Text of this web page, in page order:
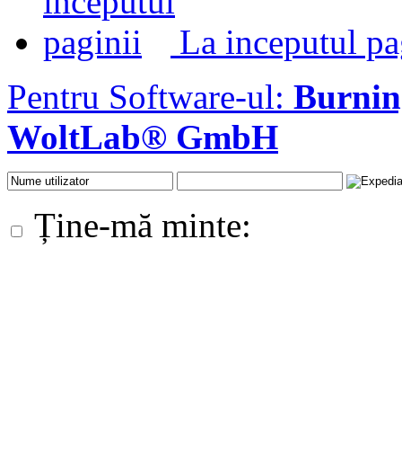
La inceputul
Pentru Software-ul:
WoltLab® GmbH
Ține-mă minte: